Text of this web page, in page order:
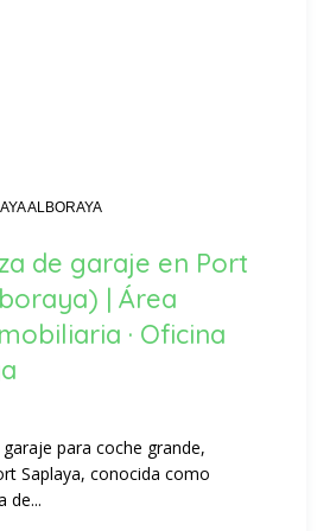
ALBORAYA
de garaje en Port
| Área
· Oficina
para coche grande,
Saplaya, conocida como
de...